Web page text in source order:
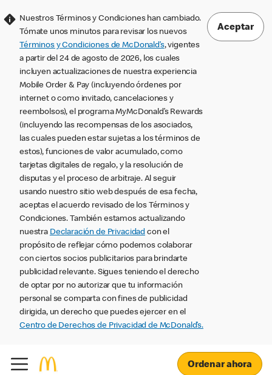
Nuestros Términos y Condiciones han cambiado.
Tómate unos minutos para revisar los nuevos
Términos y Condiciones de McDonald’s, vigentes
a partir del 24 de agosto de 2026, los cuales
incluyen actualizaciones de nuestra experiencia
Mobile Order & Pay (incluyendo órdenes por
internet o como invitado, cancelaciones y
reembolsos), el programa MyMcDonald’s Rewards
(incluyendo las recompensas de los asociados,
las cuales pueden estar sujetas a los términos de
estos), funciones de valor acumulado, como
tarjetas digitales de regalo, y la resolución de
disputas y el proceso de arbitraje. Al seguir
usando nuestro sitio web después de esa fecha,
aceptas el acuerdo revisado de los Términos y
Condiciones. También estamos actualizando
nuestra Declaración de Privacidad con el
propósito de reflejar cómo podemos colaborar
con ciertos socios publicitarios para brindarte
publicidad relevante. Sigues teniendo el derecho
de optar por no autorizar que tu información
personal se comparta con fines de publicidad
dirigida, un derecho que puedes ejercer en el
Centro de Derechos de Privacidad de McDonald’s.
Aceptar
Ordenar ahora